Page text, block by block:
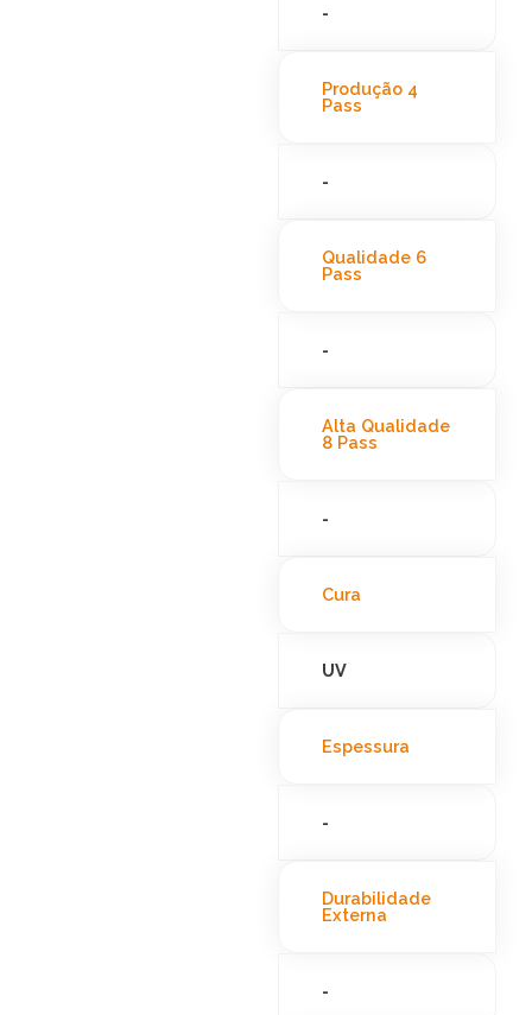
-
Produção 4
Pass
-
Qualidade 6
Pass
-
Alta Qualidade
8 Pass
-
Cura
UV
Espessura
-
Durabilidade
Externa
-